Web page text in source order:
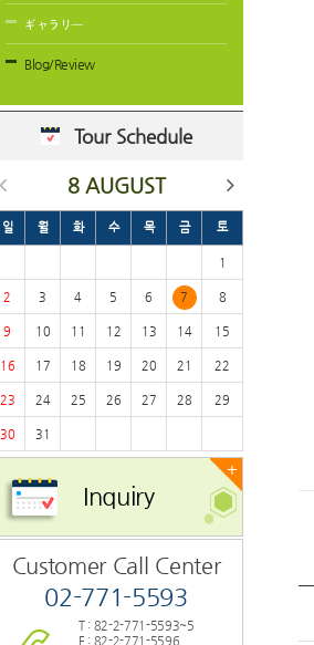
ギャラリー
Blog/Review
Tour Schedule
8 AUGUST
일 월 화 수 목 금 토
1
2 3 4 5 6 7 8
9 10 11 12 13 14 15
16 17 18 19 20 21 22
23 24 25 26 27 28 29
30 31
+
Inquiry
Customer Call Center
02-771-5593
T : 82-2-771-5593~5
F : 82-2-771-5596